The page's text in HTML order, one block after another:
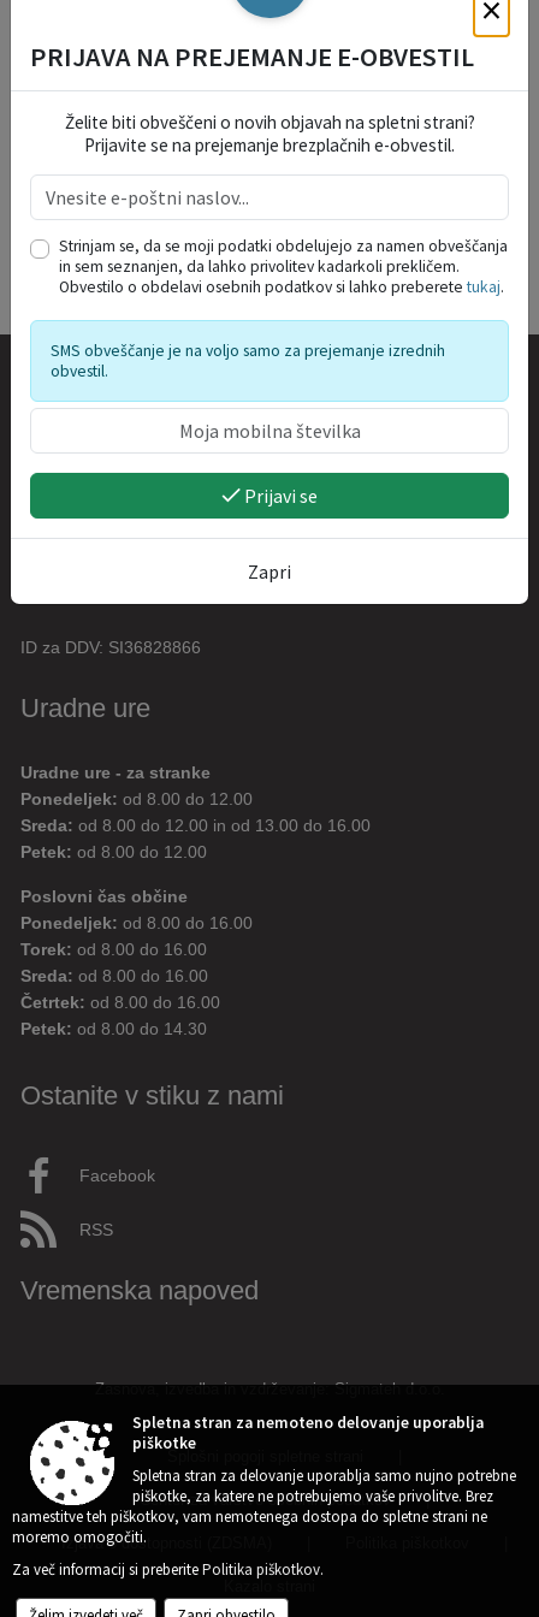
VARSTVO OSEBNIH PODATKOV
Kontakt
5230 Bovec
ID za DDV: SI36828866
Uradne ure
Uradne ure - za stranke
Ponedeljek: od 8.00 do 12.00
Sreda: od 8.00 do 12.00 in od 13.00 do 16.00
Petek: od 8.00 do 12.00
Poslovni čas občine
Ponedeljek: od 8.00 do 16.00
Torek: od 8.00 do 16.00
Sreda: od 8.00 do 16.00
Četrtek: od 8.00 do 16.00
Petek: od 8.00 do 14.30
Ostanite v stiku z nami
Facebook
RSS
Vremenska napoved
Zasnova, izvedba in vzdrževanje: Sigmateh d.o.o.
Center za varstvo osebnih podatkov |
Izjava o dostopnosti (ZDSMA)
Spletna stran za nemoteno delovanje uporablja
piškotke
Spletna stran za delovanje uporablja samo nujno potrebne
piškotke, za katere ne potrebujemo vaše privolitve. Brez
namestitve teh piškotkov, vam nemotenega dostopa do spletne strani ne
moremo omogočiti.
Za več informacij si preberitePolitika piškotkov.
PRIJAVA NA PREJEMANJE E-OBVESTIL
Želite biti obveščeni o novih objavah na spletni strani?
Prijavite se na prejemanje brezplačnih e-obvestil.
Strinjam se, da se moji podatki obdelujejo za namen obveščanja
in sem seznanjen, da lahko privolitev kadarkoli prekličem.
Obvestilo o obdelavi osebnih podatkov si lahko preberetetukaj.
SMS obveščanje je na voljo samo za prejemanje izrednih
obvestil.
Prijavi se
Zapri